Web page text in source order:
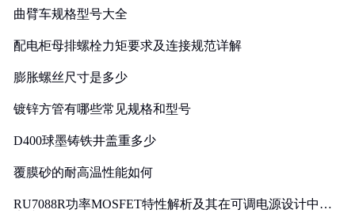
曲臂车规格型号大全
配电柜母排螺栓力矩要求及连接规范详解
膨胀螺丝尺寸是多少
镀锌方管有哪些常见规格和型号
D400球墨铸铁井盖重多少
覆膜砂的耐高温性能如何
RU7088R功率MOSFET特性解析及其在可调电源设计中的